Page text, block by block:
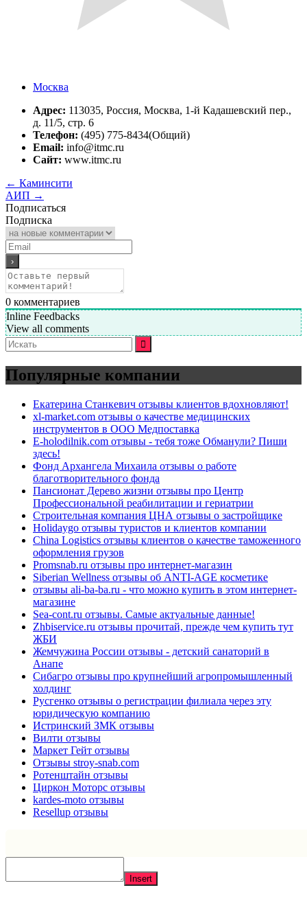
Москва
Адрес: 113035, Россия, Москва, 1-й Кадашевский пер.,
д. 11/5, стр. 6
Телефон: (495) 775-8434(Общий)
Email: info@itmc.ru
Сайт: www.itmc.ru
← Каминсити
АИП →
Подписаться
Подписка
0 комментариев
Inline Feedbacks
View all comments
Искать:
Популярные компании
Екатерина Станкевич отзывы клиентов вдохновляют!
xl-market.com отзывы о качестве медицинских
инструментов в ООО Медпоставка
E-holodilnik.com отзывы - тебя тоже Обманули? Пиши
здесь!
Фонд Архангела Михаила отзывы о работе
благотворительного фонда
Пансионат Дерево жизни отзывы про Центр
Профессиональной реабилитации и гериатрии
Строительная компания ЦНА отзывы о застройщике
Holidaygo отзывы туристов и клиентов компании
China Logistics отзывы клиентов о качестве таможенного
оформления грузов
Promsnab.ru отзывы про интернет-магазин
Siberian Wellness отзывы об ANTI-AGE косметике
отзывы ali-ba-ba.ru - что можно купить в этом интернет-
магазине
Sea-cont.ru отзывы. Самые актуальные данные!
Zhbiservice.ru отзывы прочитай, прежде чем купить тут
ЖБИ
Жемчужина России отзывы - детский санаторий в
Анапе
Сибагро отзывы про крупнейший агропромышленный
холдинг
Русгенко отзывы о регистрации филиала через эту
юридическую компанию
Истринский ЗМК отзывы
Вилти отзывы
Маркет Гейт отзывы
Отзывы stroy-snab.com
Ротенштайн отзывы
Циркон Моторс отзывы
kardes-moto отзывы
Resellup отзывы
Insert